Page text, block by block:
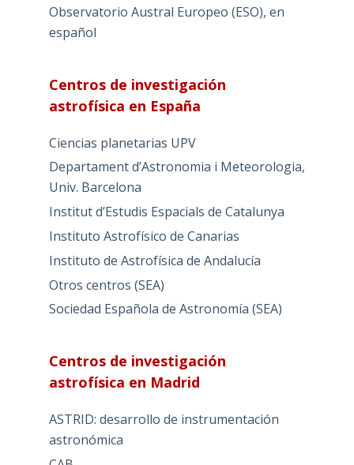
Observatorio Austral Europeo (ESO), en
español
Centros de investigación
astrofísica en España
Ciencias planetarias UPV
Departament d’Astronomia i Meteorologia,
Univ. Barcelona
Institut d’Estudis Espacials de Catalunya
Instituto Astrofísico de Canarias
Instituto de Astrofísica de Andalucía
Otros centros (SEA)
Sociedad Española de Astronomía (SEA)
Centros de investigación
astrofísica en Madrid
ASTRID: desarrollo de instrumentación
astronómica